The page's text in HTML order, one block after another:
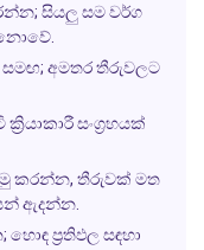
සියලු සම වර්ග
අමතර තීරුවලට
සංග්‍රහයක්
කරන්න, තීරුවක් මත
ඇදන්න.
ප්‍රතිඵල සඳහා